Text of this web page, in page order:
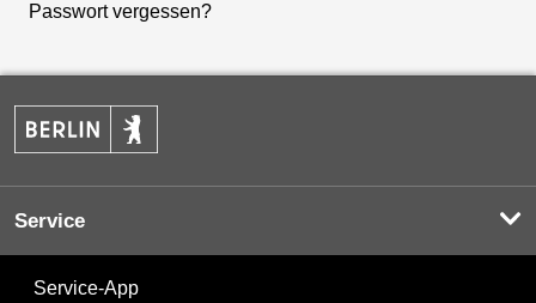
Passwort vergessen?
Service
Service-App